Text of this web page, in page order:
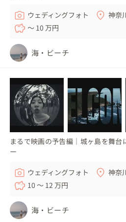
ウェディングフォト
神奈
〜 10 万円
海・ビーチ
まるで映画の予告編｜城ヶ島を舞台
ー
ウェディングフォト
神奈
10 〜 12 万円
海・ビーチ